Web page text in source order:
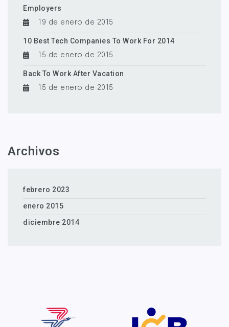
Employers
19 de enero de 2015
10 Best Tech Companies To Work For 2014
15 de enero de 2015
Back To Work After Vacation
15 de enero de 2015
Archivos
febrero 2023
enero 2015
diciembre 2014